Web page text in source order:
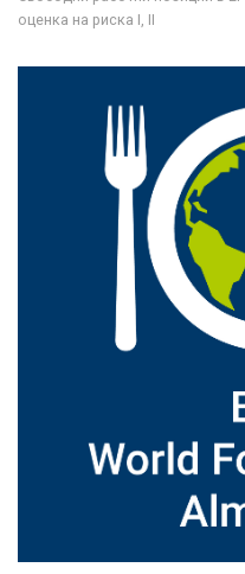
оценка на риска I, II